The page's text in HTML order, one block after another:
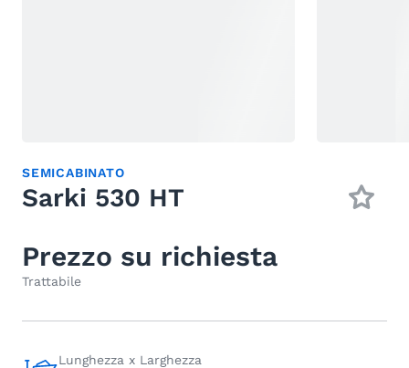
SEMICABINATO
Sarki 530 HT
Prezzo su richiesta
Trattabile
Lunghezza x Larghezza